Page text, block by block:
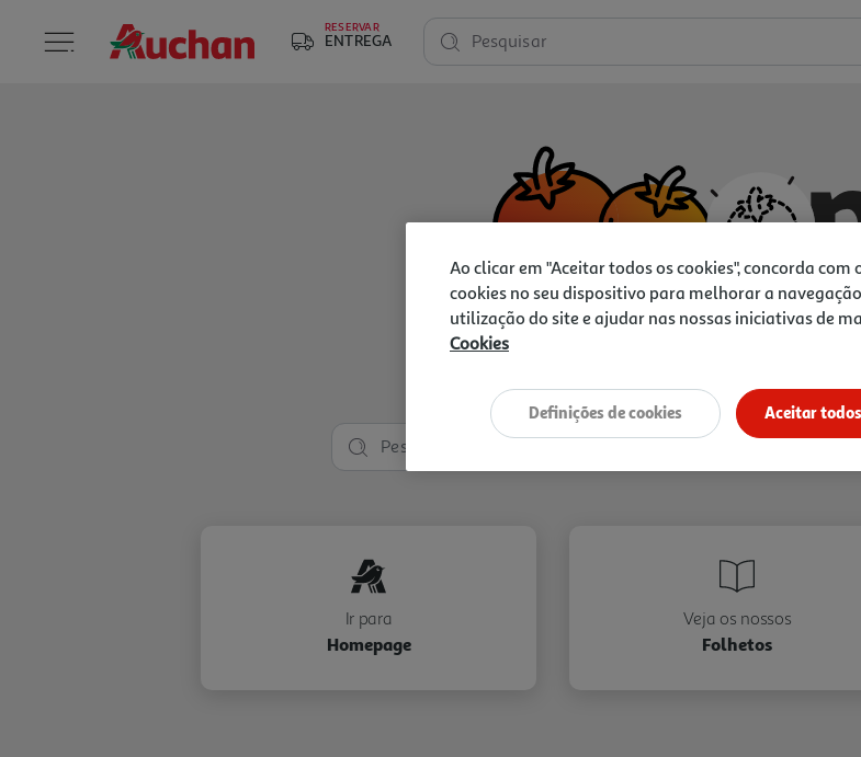
RESERVAR
ENTREGA Pesquisar
Vamos tentar de
Ir para
Homepage
Veja os nossos
Folhetos
Ao clicar em "Aceitar todos os cookies", concorda
cookies no seu dispositivo para melhorar a
utilização do site e ajudar nas nossas iniciativas de
Cookies
Aceitar
Definições de cookies